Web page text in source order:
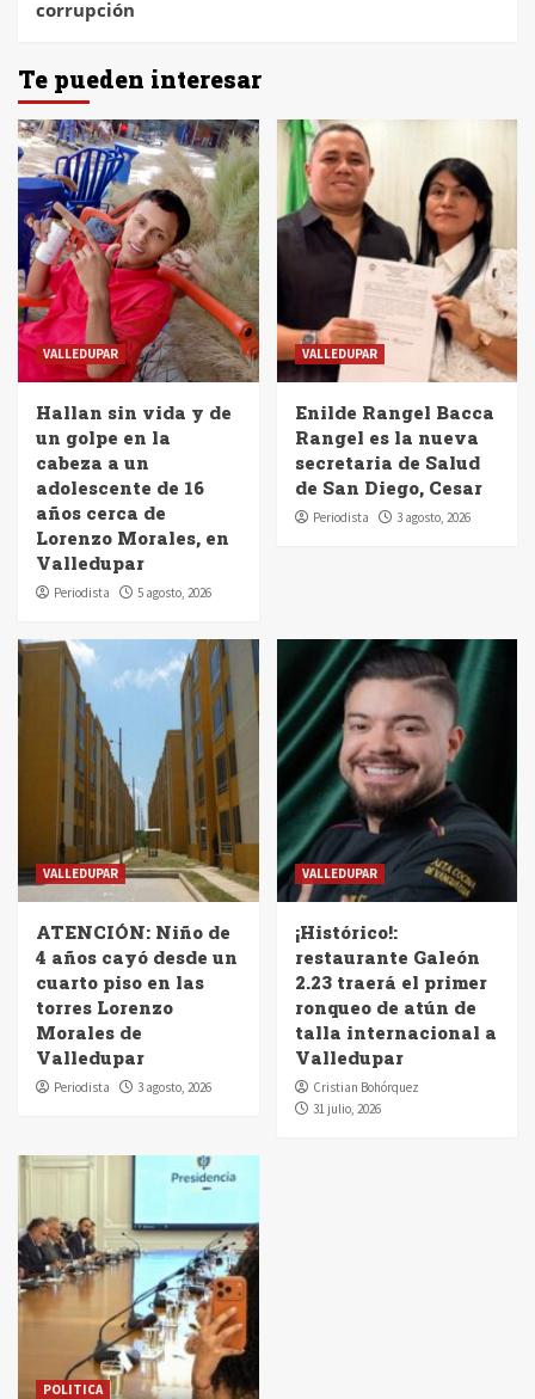
corrupción
Te pueden interesar
VALLEDUPAR
Hallan sin vida y de
un golpe en la
cabeza a un
adolescente de 16
años cerca de
Lorenzo Morales, en
Valledupar
Periodista 5 agosto, 2026
VALLEDUPAR
Enilde Rangel Bacca
Rangel es la nueva
secretaria de Salud
de San Diego, Cesar
Periodista 3 agosto, 2026
VALLEDUPAR
ATENCIÓN: Niño de
4 años cayó desde un
cuarto piso en las
torres Lorenzo
Morales de
Valledupar
Periodista 3 agosto, 2026
VALLEDUPAR
¡Histórico!:
restaurante Galeón
2.23 traerá el primer
ronqueo de atún de
talla internacional a
Valledupar
Cristian Bohórquez
31 julio, 2026
POLITICA